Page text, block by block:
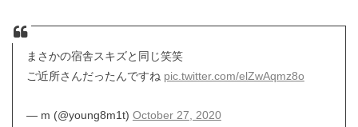
まさかの宿舎スキズと同じ笑笑
ご近所さんだったんですね pic.twitter.com/elZwAqmz8o
— m (@young8m1t) October 27, 2020